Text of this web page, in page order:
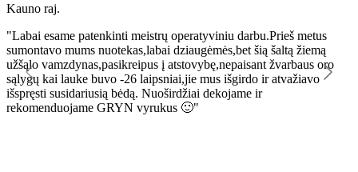
Kauno raj.
"Labai esame patenkinti meistrų operatyviniu darbu.Prieš metus
sumontavo mums nuotekas,labai dziaugėmės,bet šią šaltą žiemą
užšąlo vamzdynas,pasikreipus į atstovybę,nepaisant žvarbaus oro
sąlygų kai lauke buvo -26 laipsniai,jie mus išgirdo ir atvažiavo
išspręsti susidariusią bėdą. Nuoširdžiai dekojame ir
rekomenduojame GRYN vyrukus 🙂"